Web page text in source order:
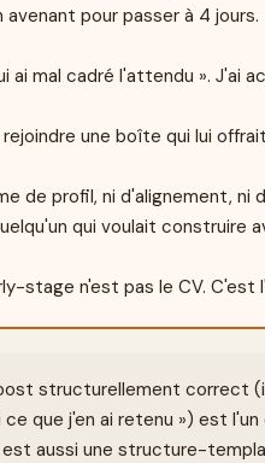
avenant pour passer à 4 jours.
ai mal cadré l'attendu ». J'ai
rejoindre une boîte qui lui
de profil, ni d'alignement,
qui voulait construire
stage n'est pas le CV.
structurellement correct
ce que j'en ai retenu ») est
aussi une structure-